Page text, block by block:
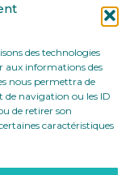
des technologies
aux informations des
nous permettra de
de navigation ou les ID
de retirer son
caractéristiques